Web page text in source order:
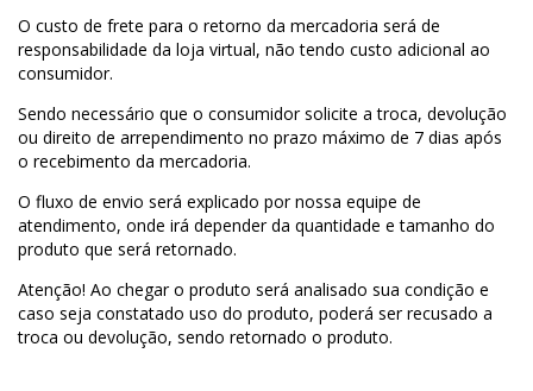
O custo de frete para o retorno da mercadoria será de
responsabilidade da loja virtual, não tendo custo adicional ao
consumidor.
Sendo necessário que o consumidor solicite a troca, devolução
ou direito de arrependimento no prazo máximo de 7 dias após
o recebimento da mercadoria.
O fluxo de envio será explicado por nossa equipe de
atendimento, onde irá depender da quantidade e tamanho do
produto que será retornado.
Atenção! Ao chegar o produto será analisado sua condição e
caso seja constatado uso do produto, poderá ser recusado a
troca ou devolução, sendo retornado o produto.